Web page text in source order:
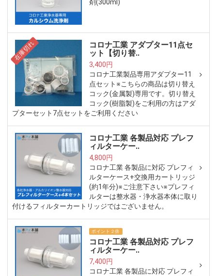
剤(300ml)
在庫切れ
コロナ工業 アダプター11点セ
ット【切り替..
3,400円
コロナ工業製品専用アダプター11
点セット※こちらの商品は切り替え
コック(金属製)専用です。切り替え
コック(樹脂製)をご利用の方はアダ
プターセット7点セットをご利用ください
コロナ工業 各製品対応 プレフ
ィルターケー..
4,800円
コロナ工業 各製品に対応 プレフィ
ルターケース+交換用カートリッジ
(約1年分)※ご注意下さい※プレフィ
ルターは整水器・浄水器本体に取り
付けるフィルターカートリッジではございません。
ポイント２倍
コロナ工業 各製品対応 プレフ
ィルターケー..
7,400円
コロナ工業 各製品に対応 プレフィ